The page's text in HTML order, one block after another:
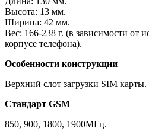
Высота: 13 мм.
Ширина: 42 мм.
Вес: 166-238 г. (в зависимости от
корпусе телефона).
Особенности конструкции
Верхний слот загрузки SIM карты.
Стандарт GSM
850, 900, 1800, 1900МГц.